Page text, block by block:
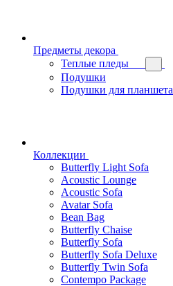
Предметы декора
Теплые пледы
Подушки
Подушки для планшета
Коллекции
Butterfly Light Sofa
Acoustic Lounge
Acoustic Sofa
Avatar Sofa
Bean Bag
Butterfly Chaise
Butterfly Sofa
Butterfly Sofa Deluxe
Butterfly Twin Sofa
Contempo Package